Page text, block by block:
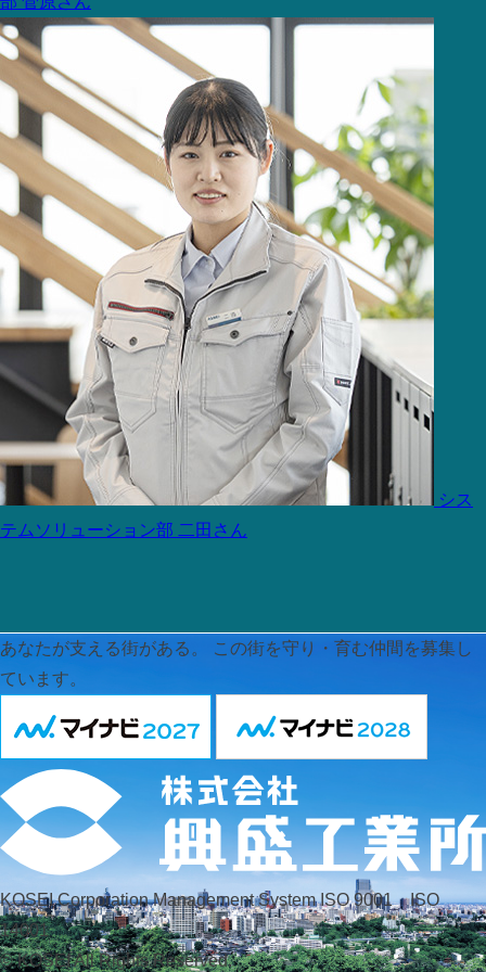
シス
テムソリューション部 二田さん
あなたが支える街がある。
この街を守り・育む仲間を募集し
ています。
KOSEI Corporation Management System ISO 9001 ISO
14001
© KOSEI All Rights Reserved.